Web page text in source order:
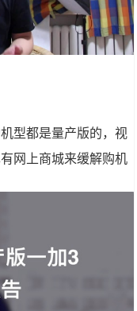
型都是量产版的，视
网上商城来缓解购机